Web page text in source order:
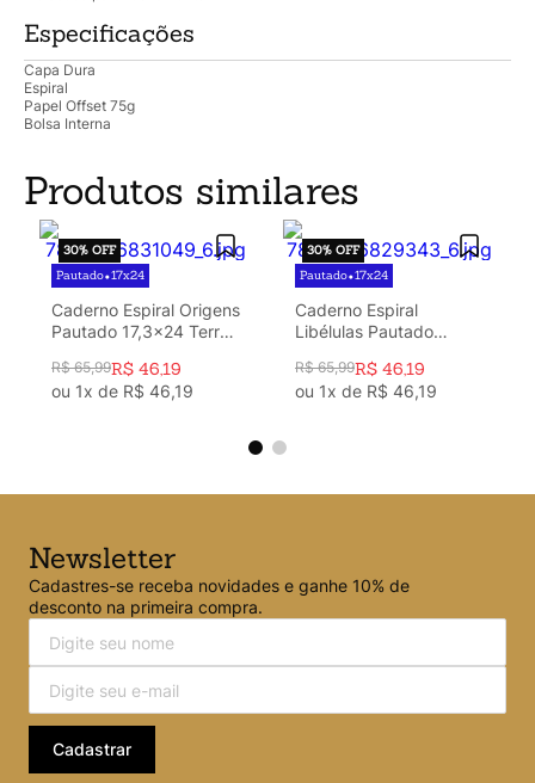
Especificações
Capa Dura
Espiral
Papel Offset 75g
Bolsa Interna
Produtos similares
30% OFF
Pautado•17x24
Caderno Espiral Origens
Pautado 17,3x24 Terra
R$ 65,99R$ 46,19
ou 1x de R$ 46,19
30% OFF
Pautado•17x24
Caderno Espiral
Libélulas Pautado
Matéria 80 fls
R$ 65,99R$ 46,19
ou 1x de R$ 46,19
Newsletter
Cadastres-se receba novidades e ganhe 10% de
desconto na primeira compra.
Cadastrar